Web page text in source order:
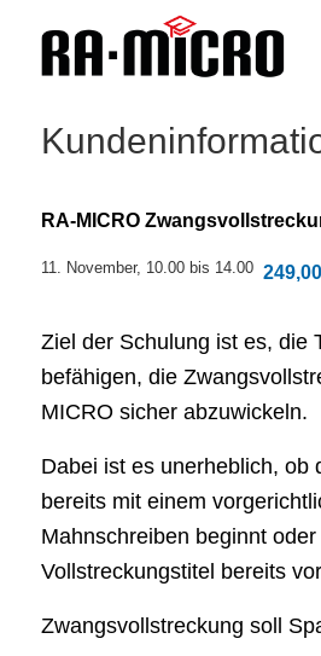
RA-MICRO
11. November, 10.00bis 14.00
Ziel der Schulung ist es, die
befähigen, die
MICRO sicher abzuwickeln.
Dabei ist es unerheblich, ob
bereits mit einem
Mahnschreiben beginnt oder
Vollstreckungstitel bereits
Zwangsvollstreckung soll